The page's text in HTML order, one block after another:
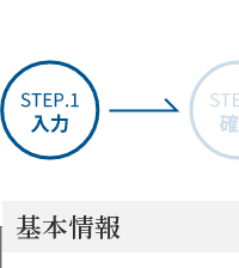
ス
テ
ッ
1 基本情報